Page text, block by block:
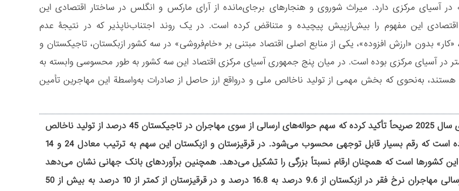
در آسیای مرکزی دارد. میراث شوروی و هنجارهای برجای‌مانده از آرای مارکس و انگلس در ساختار اقتصادی این
اقتصادی این مفهوم را بیش‌ازپیش پیچیده و متناقض کرده است. در یک روند اجتناب‌ناپذیر که در نتیجۀ عدم
بدون «ارزش‌ افزوده»، یکی از منابع اصلی اقتصاد مبتنی بر «خام‌فروشی» در سه کشور ازبکستان، تاجیکستان و
کمتر در آسیای مرکزی بوده است. در میان پنج جمهوری آسیای مرکزی اقتصاد این سه کشور به طور محسوسی وابسته به
هستند، به‌نحوی که بخش مهمی از تولید ناخالص ملی و درواقع ارز حاصل از صادرات به‌واسطة این مهاجرین تأمین
بانک جهانی در گزارش ابتدای سال 2025 صریحاً تأکید کرده که سهم حواله‌های ارسالی از سوی مهاجران در تاجیکستان 45 درصد از تولید ناخالص
ملی این کشور را تشکیل داده است که رقم بسیار قابل توجهی محسوب می‌شود. در قرقیزستان و ازبکستان این سهم به ترتیب معادل 24 و 14
کشورها است که همچنان ارقام نسبتاً بزرگی را تشکیل می‌دهد. همچنین برآوردهای بانک جهانی نشان می‌دهد
در صورت توقف حواله‌های ارسالی مهاجران نرخ فقر در ازبکستان از 9.6 درصد به 16.8 درصد و در قرقیزستان از کمتر از 10 درصد به بیش از 50